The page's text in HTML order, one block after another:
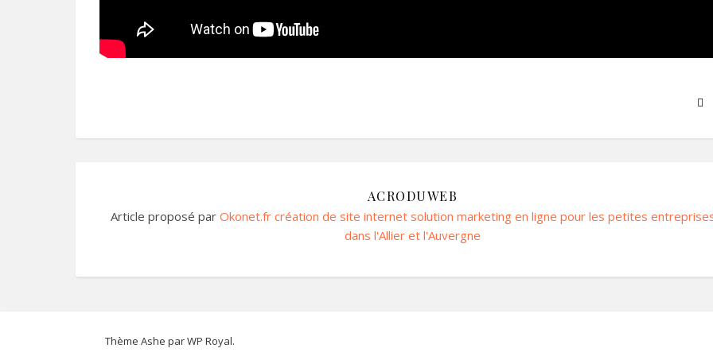
ACRODUWEB
Article proposé par Okonet.fr création de site internet solution marketing en ligne pour les petites
dans l'Allier et l'Auvergne
Thème Ashe parWP Royal.